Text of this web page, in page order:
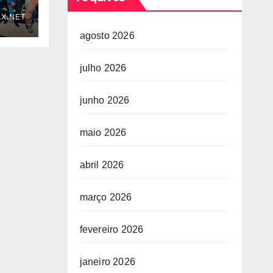
agosto 2026
julho 2026
junho 2026
maio 2026
abril 2026
março 2026
fevereiro 2026
janeiro 2026